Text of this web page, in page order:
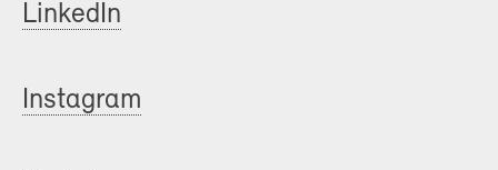
LinkedIn
Instagram